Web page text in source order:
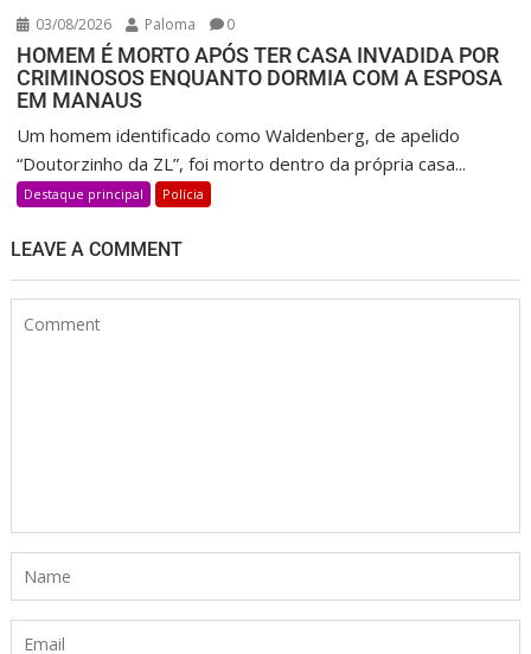
03/08/2026 Paloma 0
HOMEM É MORTO APÓS TER CASA INVADIDA POR
CRIMINOSOS ENQUANTO DORMIA COM A ESPOSA
EM MANAUS
Um homem identificado como Waldenberg, de apelido
“Doutorzinho da ZL”, foi morto dentro da própria casa...
Destaque principal Polícia
LEAVE A COMMENT